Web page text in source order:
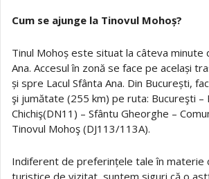
Cum se ajunge la Tinovul Mohoș?
Tinul Mohoș este situat la câteva minute
Ana. Accesul în zonă se face pe același
și spre Lacul Sfânta Ana. Din București,
şi jumătate (255 km) pe ruta: Bucureşti –
Chichiş(DN11) – Sfântu Gheorghe –
Tinovul Mohoş (DJ113/113A).
Indiferent de preferințele tale în materie
turistice de vizitat, suntem siguri că o